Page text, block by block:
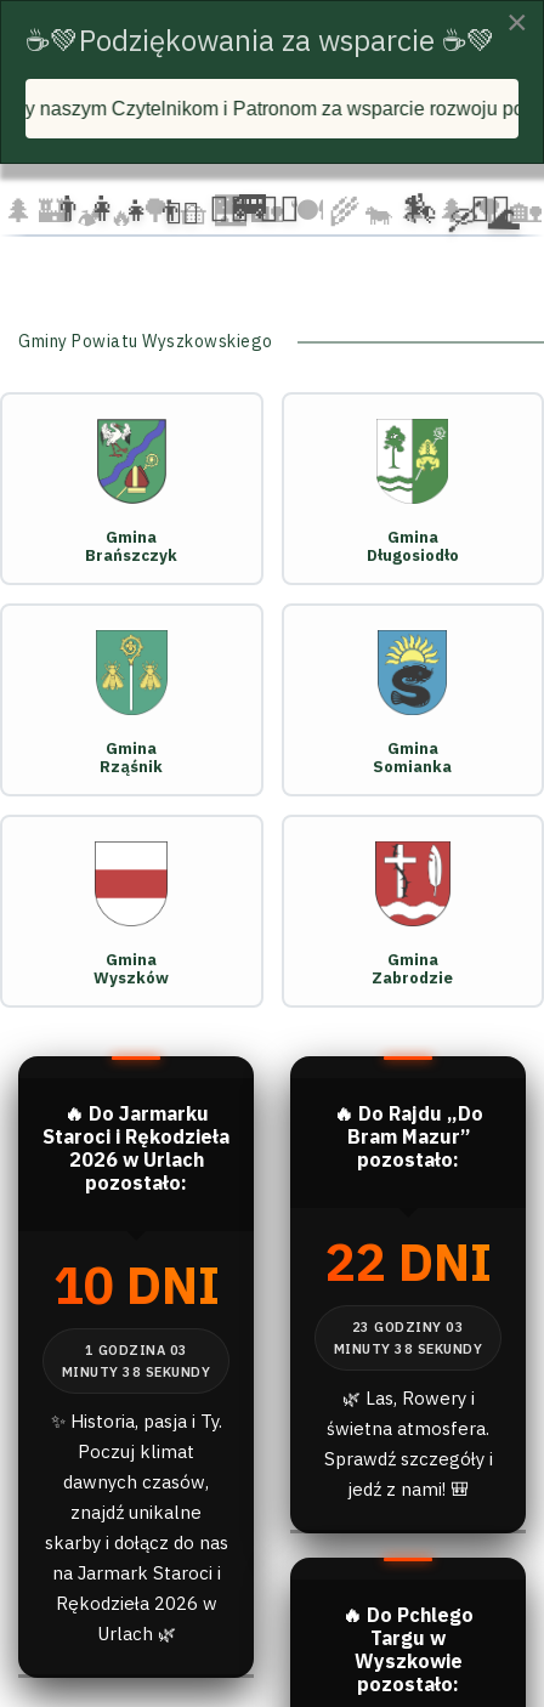
☁️ 🦅
☁️
🦅 🦅 ☁️
🌲 🏰🏕️ 🔥🌳 🧺🌉🏡 🍽️🌾🐄 🌲 🌲🌳🏡
🚐 🚴‍♂️
🏇 🛶 🌊
🚴‍♀️ 🏃‍♂️ 🏃‍♀️
👨‍👩‍👧‍👦
Gminy Powiatu Wyszkowskiego
Gmina
Brańszczyk
Gmina
Długosiodło
Gmina
Rząśnik
Gmina
Somianka
Gmina
Wyszków
Gmina
Zabrodzie
🔥 Do Jarmarku
Staroci i Rękodzieła
2026 w Urlach
pozostało:
10 DNI
✨ Historia, pasja i Ty.
Poczuj klimat
dawnych czasów,
znajdź unikalne
skarby i dołącz do nas
na Jarmark Staroci i
Rękodzieła 2026 w
Urlach 🌿
🔥 Do Rajdu „Do
Bram Mazur”
pozostało:
22 DNI
🌿 Las, Rowery i
świetna atmosfera.
Sprawdź szczegóły i
jedź z nami! 🎒
🔥 Do Pchlego
Targu w
Wyszkowie
pozostało:
×
☕💚Podziękowania za wsparcie ☕💚
i Patronom za wsparcie rozwoju portalu i każdą